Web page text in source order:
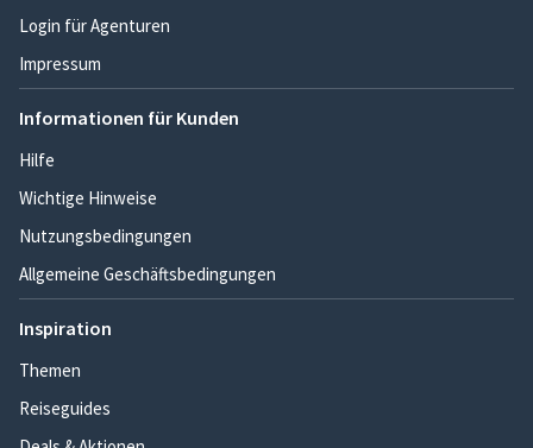
Login für Agenturen
Impressum
Informationen für Kunden
Hilfe
Wichtige Hinweise
Nutzungsbedingungen
Allgemeine Geschäftsbedingungen
Inspiration
Themen
Reiseguides